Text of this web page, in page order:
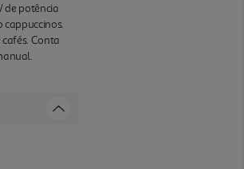
de potência
cappuccinos.
Conta